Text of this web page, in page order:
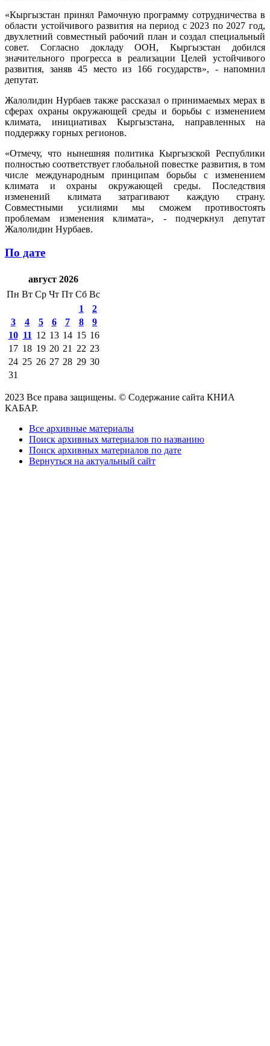
«Кыргызстан принял Рамочную программу сотрудничества в
области устойчивого развития на период с 2023 по 2027 год,
двухлетний совместный рабочий план и создал специальный
совет. Согласно докладу ООН, Кыргызстан добился
значительного прогресса в реализации Целей устойчивого
развития, заняв 45 место из 166 государств», - напомнил
депутат.
Жалолидин Нурбаев также рассказал о принимаемых мерах в
сферах охраны окружающей среды и борьбы с изменением
климата, инициативах Кыргызстана, направленных на
поддержку горных регионов.
«Отмечу, что нынешняя политика Кыргызской Республики
полностью соответствует глобальной повестке развития, в том
числе международным принципам борьбы с изменением
климата и охраны окружающей среды. Последствия
изменений климата затрагивают каждую страну.
Совместными усилиями мы сможем противостоять
проблемам изменения климата», - подчеркнул депутат
Жалолидин Нурбаев.
По дате
август 2026
Пн Вт Ср Чт Пт Сб Вс
1
2
3
4 5 6 7 8
9
10 11 12 13 14 15 16
17 18 19 20 21 22 23
24 25 26 27 28 29 30
31
2023 Все права защищены. © Содержание сайта КНИА
КАБАР.
Все архивные материалы
Поиск архивных материалов по названию
Поиск архивных материалов по дате
Вернуться на актуальный сайт